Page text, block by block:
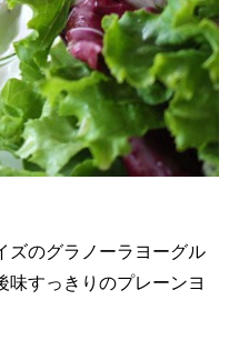
ズのグラノーラヨーグル
味すっきりのプレーンヨ